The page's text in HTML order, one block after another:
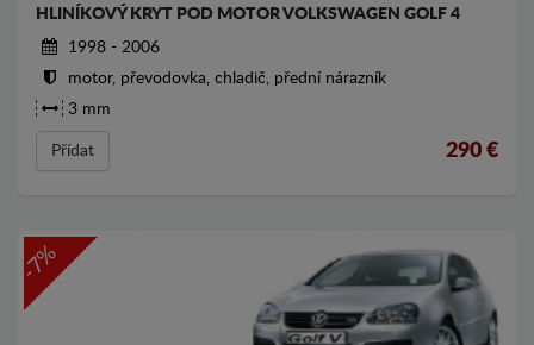
HLINÍKOVÝ KRYT POD MOTOR VOLKSWAGEN GOLF 4
1998 - 2006
motor, převodovka, chladič, přední nárazník
3 mm
Přídat 290 €
-7%